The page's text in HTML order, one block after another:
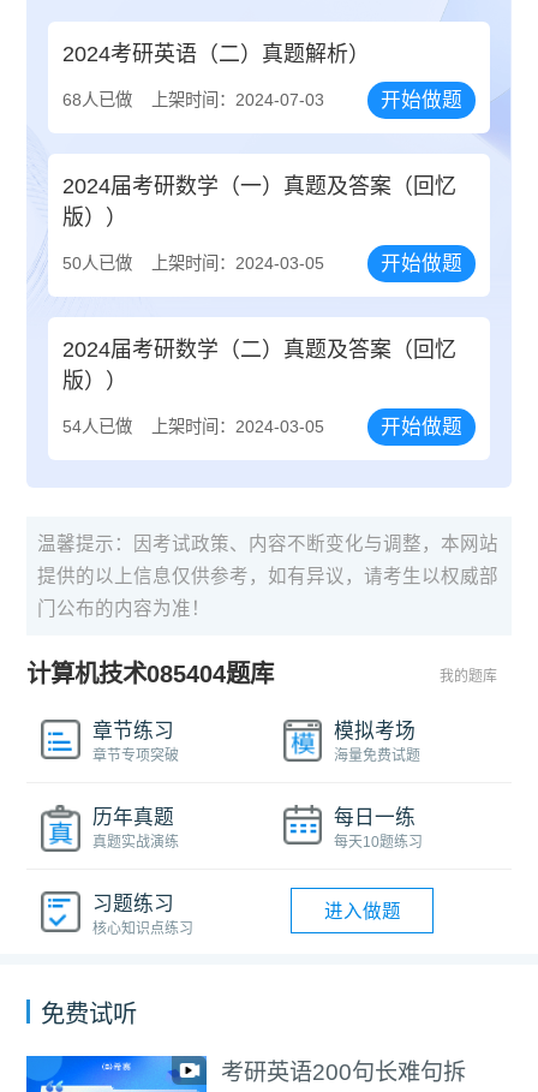
2024考研英语（二）真题解析）
68人已做 上架时间：2024-07-03 开始做题
2024届考研数学（一）真题及答案（回忆
版））
50人已做 上架时间：2024-03-05 开始做题
2024届考研数学（二）真题及答案（回忆
版））
54人已做 上架时间：2024-03-05 开始做题
温馨提示：因考试政策、内容不断变化与调整，本网站
提供的以上信息仅供参考，如有异议，请考生以权威部
门公布的内容为准！
计算机技术085404题库 我的题库
章节练习
章节专项突破
模拟考场
海量免费试题
历年真题
真题实战演练
每日一练
每天10题练习
习题练习
核心知识点练习
进入做题
免费试听
考研英语200句长难句拆